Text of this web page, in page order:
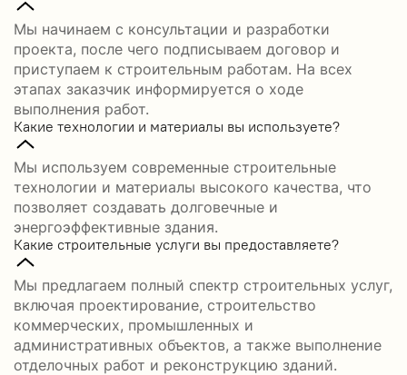
Мы начинаем с консультации и разработки
проекта, после чего подписываем договор и
приступаем к строительным работам. На всех
этапах заказчик информируется о ходе
выполнения работ.
Какие технологии и материалы вы используете?
Мы используем современные строительные
технологии и материалы высокого качества, что
позволяет создавать долговечные и
энергоэффективные здания.
Какие строительные услуги вы предоставляете?
Мы предлагаем полный спектр строительных услуг,
включая проектирование, строительство
коммерческих, промышленных и
административных объектов, а также выполнение
отделочных работ и реконструкцию зданий.